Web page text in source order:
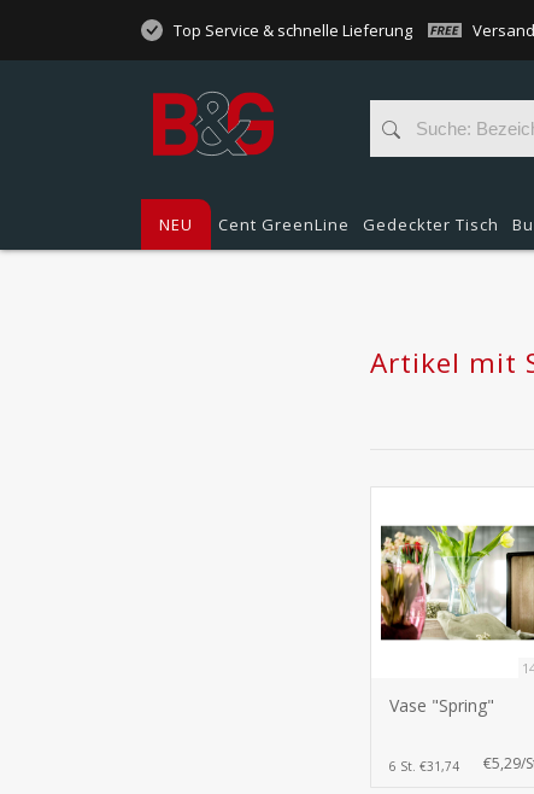
Top Service & schnelle Lieferung
NEU Cent GreenLine Gedeckter Tisch
Artikel mit
Vase "Spring"
6 St. €31,74 €5,29/